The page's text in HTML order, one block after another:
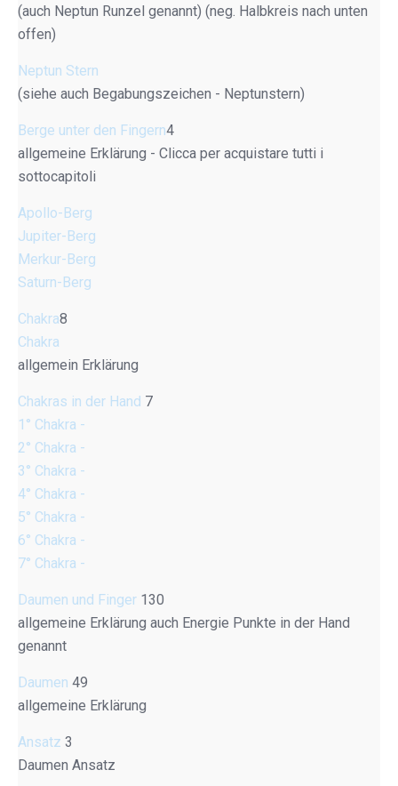
(auch Neptun Runzel genannt) (neg. Halbkreis nach unten
offen)
Neptun Stern
(siehe auch Begabungszeichen - Neptunstern)
Berge unter den Fingern4
allgemeine Erklärung - Clicca per acquistare tutti i
sottocapitoli
Apollo-Berg
Jupiter-Berg
Merkur-Berg
Saturn-Berg
Chakra8
Chakra
allgemein Erklärung
Chakras in der Hand 7
1° Chakra -
2° Chakra -
3° Chakra -
4° Chakra -
5° Chakra -
6° Chakra -
7° Chakra -
Daumen und Finger 130
allgemeine Erklärung auch Energie Punkte in der Hand
genannt
Daumen 49
allgemeine Erklärung
Ansatz 3
Daumen Ansatz